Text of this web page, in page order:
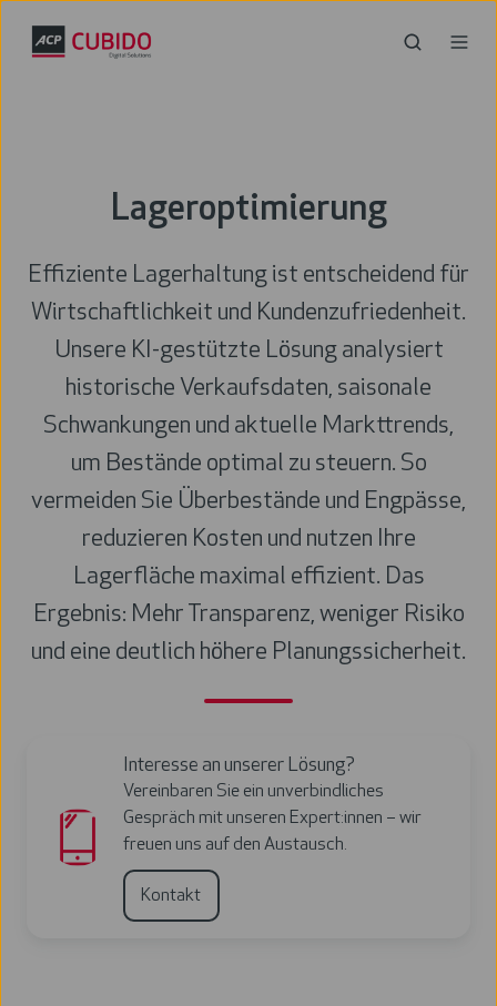
Lageroptimierung
Effiziente Lagerhaltung ist entscheidend für
Wirtschaftlichkeit und Kundenzufriedenheit.
Unsere KI-gestützte Lösung analysiert
historische Verkaufsdaten, saisonale
Schwankungen und aktuelle Markttrends,
um Bestände optimal zu steuern. So
vermeiden Sie Überbestände und Engpässe,
reduzieren Kosten und nutzen Ihre
Lagerfläche maximal effizient. Das
Ergebnis: Mehr Transparenz, weniger Risiko
und eine deutlich höhere Planungssicherheit.
Interesse an unserer Lösung?
Vereinbaren Sie ein unverbindliches
Gespräch mit unseren Expert:innen – wir
freuen uns auf den Austausch.
Kontakt